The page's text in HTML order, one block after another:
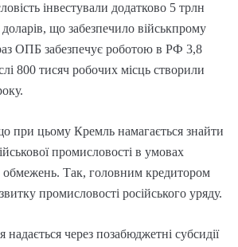
інвестували додатково 5 трлн
що забезпечило військпрому
ОПБ забезпечує роботою в РФ 3,8
800 тисяч робочих місць створили
при цьому Кремль намагається знайти
промисловості в умовах
обмежень. Так, головним кредитором
промисловості російського уряду.
через позабюджетні субсидії